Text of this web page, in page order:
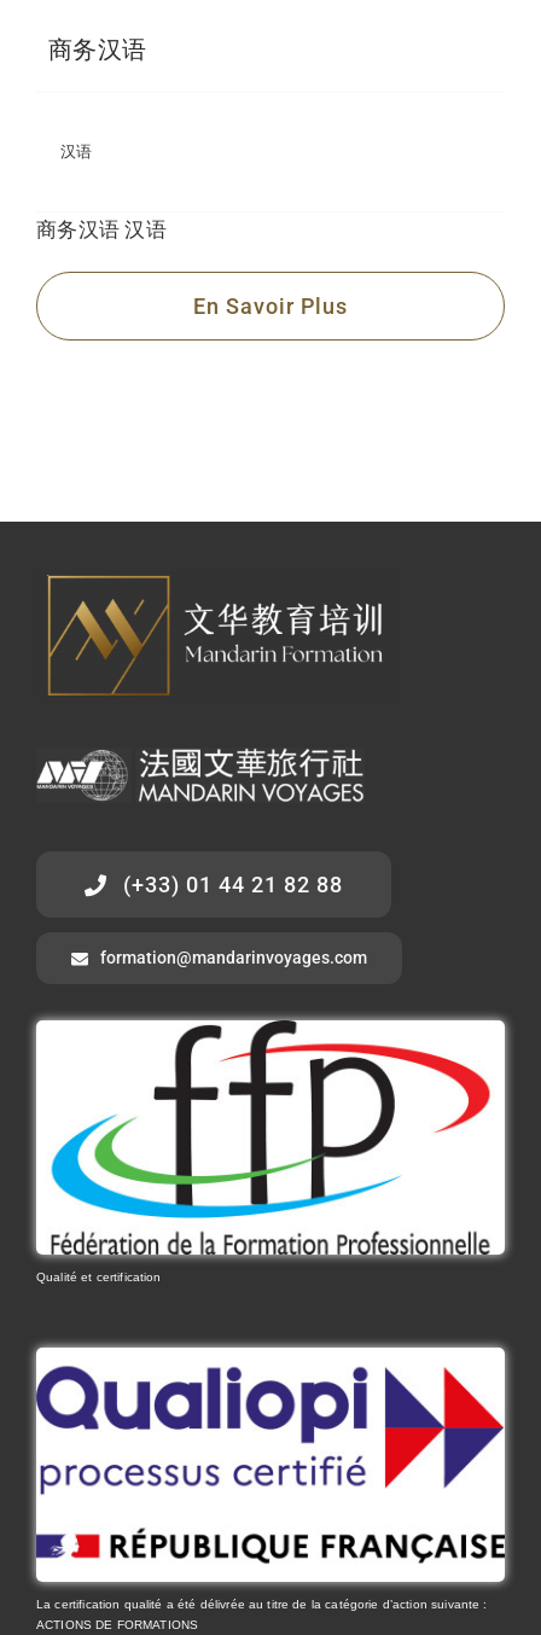
商务汉语
汉语
商务汉语 汉语
En Savoir Plus
(+33) 01 44 21 82 88
formation@mandarinvoyages.com
Qualité et certification
La certification qualité a été délivrée au titre de la catégorie d’action suivante :
ACTIONS DE FORMATIONS